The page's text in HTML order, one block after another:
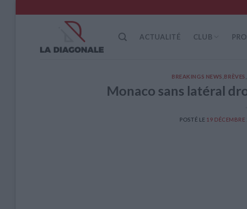
to
ACTUALITÉ CLUB
BREAKINGS NEWS BRÈVES
Monaco sans latéral
POSTÉ LE 19 DÉCEMBRE